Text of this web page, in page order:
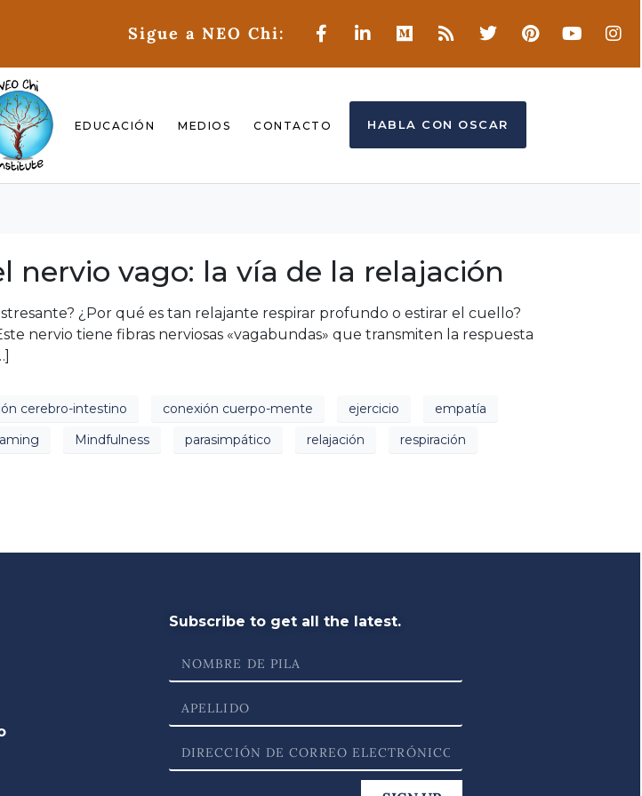
Sigue a NEO Chi:
EDUCACIÓN MEDIOS CONTACTO HABLA CON OSCAR
vago: la vía de la relajación
¿Por qué es tan relajante respirar profundo o estirar el cuello?
nervio tiene fibras nerviosas «vagabundas» que transmiten la respuesta
cerebro-intestino conexión cuerpo-mente ejercicio
empatía
Mindfulness parasimpático relajación
respiración
Subscribe to get all the latest.